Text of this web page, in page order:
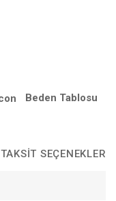
Beden Tablosu
TAKSIT SEÇENEKLERI